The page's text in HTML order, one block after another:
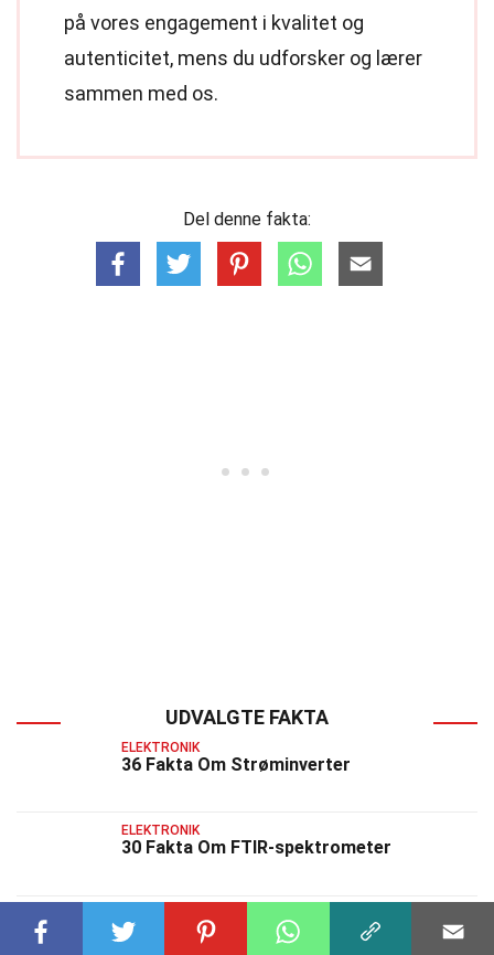
på vores engagement i kvalitet og
autenticitet, mens du udforsker og lærer
sammen med os.
Del denne fakta:
UDVALGTE FAKTA
ELEKTRONIK
36 Fakta Om Strøminverter
ELEKTRONIK
30 Fakta Om FTIR-spektrometer
25 Fakta Om Samsung Galaxy Z Flip 4